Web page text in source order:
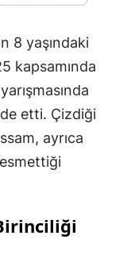
8 yaşındaki
kapsamında
etti. Çizdiği
ayrıca